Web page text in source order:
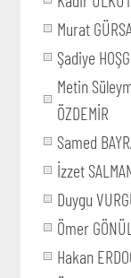
Murat
Şadiye
Metin
ÖZDEMİR
Samed
İzzet
Duygu
Ömer GÖNÜL
Hakan